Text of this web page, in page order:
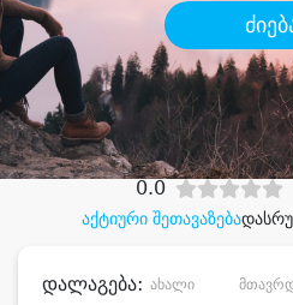
შეიძინე
დიდი
აქტიური შეთავაზება
0.0
დალაგება: ახალი